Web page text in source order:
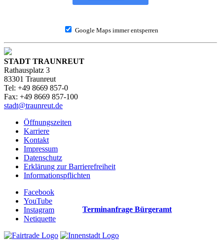
Google Maps immer entsperren
STADT TRAUNREUT
Rathausplatz 3
83301 Traunreut
Tel: +49 8669 857-0
Fax: +49 8669 857-100
stadt@traunreut.de
Öffnungszeiten
Karriere
Kontakt
Impressum
Datenschutz
Erklärung zur Barrierefreiheit
Informationspflichten
Facebook
YouTube
Instagram
Netiquette
Terminanfrage Bürgeramt